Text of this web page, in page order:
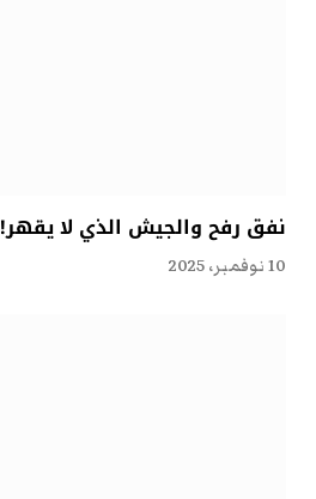
نفق رفح والجيش الذي لا يقهر!
10 نوفمبر، 2025